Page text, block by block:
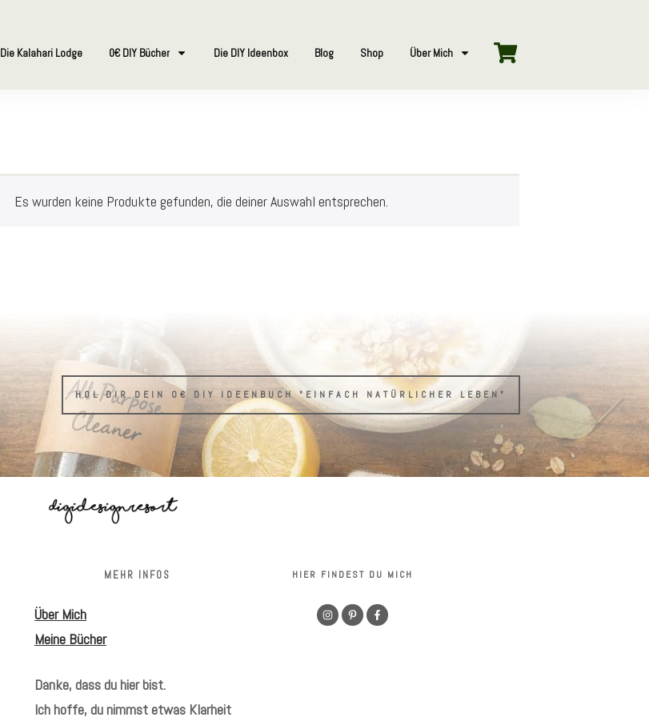
Die Kalahari Lodge 0€ DIY Bücher Die DIY Ideenbox Blog Shop Über Mich
Es wurden keine Produkte gefunden, die deiner Auswahl entsprechen.
HOL DIR DEIN 0€ DIY IDEENBUCH "EINFACH NATÜRLICHER LEBEN"
MEHR INFOS
Über Mich
Meine Bücher
Danke, dass du hier bist.
Ich hoffe, du nimmst etwas Klarheit
HIER FINDEST DU MICH